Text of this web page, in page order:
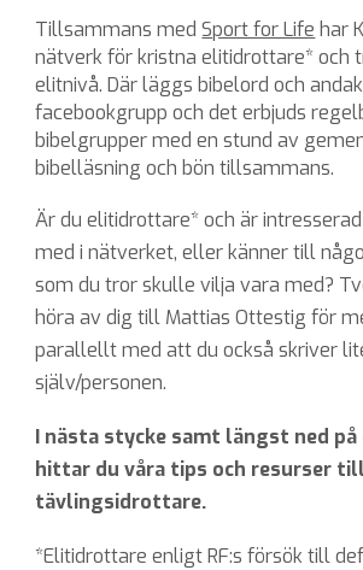
Tillsammans medSport for Life har
nätverk för kristna elitidrottare* och
elitnivå. Där läggs bibelord och
facebookgrupp och det erbjuds
bibelgrupper med en stund av
bibelläsning och bön tillsammans.
Är du elitidrottare* och är
med i nätverket, eller känner till
som du tror skulle vilja vara med? T
höra av dig till Mattias Ottestig för
parallellt med att du också skriver
själv/personen.
I nästa stycke samt längst ned på
hittar du våra tips och resurser till
tävlingsidrottare.
*Elitidrottare enligt RF:s försök till